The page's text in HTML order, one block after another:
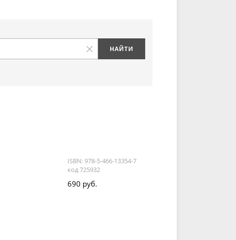
ISBN: 978-5-466-13354-7
код 725932
690 руб.